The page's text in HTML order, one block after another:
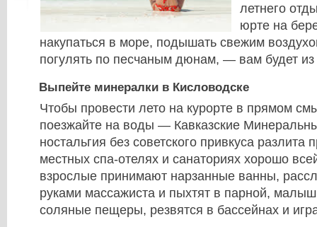
летнего
юрте на
накупаться в море, подышать свежим
погулять по песчаным дюнам, — вам будет из
Выпейте минералки в Кисловодске
Чтобы провести лето на курорте в прямом
поезжайте на воды — Кавказские
ностальгия без советского привкуса разлита
местных спа-отелях и санаториях хорошо
взрослые принимают нарзанные ванны,
руками массажиста и пыхтят в парной,
соляные пещеры, резвятся в бассейнах и